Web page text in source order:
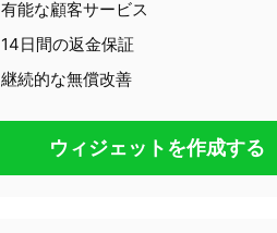
有能な顧客サービス
14日間の返金保証
継続的な無償改善
ウィジェットを作成する